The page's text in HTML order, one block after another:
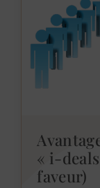
« i-
faveur)